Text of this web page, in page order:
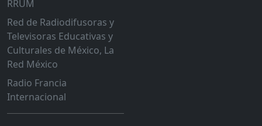
RRUM
Red de Radiodifusoras y
Televisoras Educativas y
Culturales de México, La
Red México
Radio Francia
Internacional